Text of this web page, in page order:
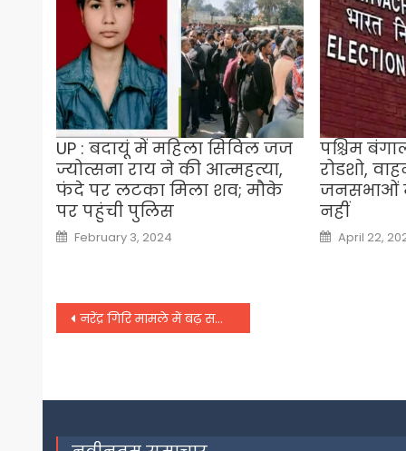
UP : बदायूं में महिला सिविल जज
ज्योत्सना राय ने की आत्महत्या,
फंदे पर लटका मिला शव; मौके
पर पहुंची पुलिस
Posted
on
February 3, 2024
पश्चिम
रोडशो,
जनसभाओं
नहीं
Posted
on
April 22,
Post
नरेंद्र गिरि मामले में बढ़ सकती हैं आनंद गिरि की मुश्किले